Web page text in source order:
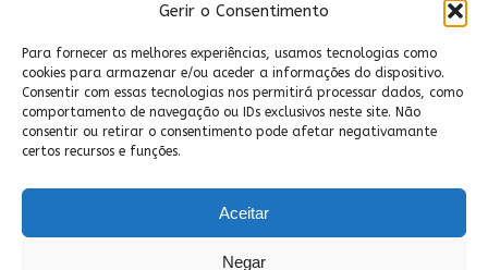
Gerir o Consentimento
Para fornecer as melhores experiências, usamos tecnologias como
cookies para armazenar e/ou aceder a informações do dispositivo.
Consentir com essas tecnologias nos permitirá processar dados, como
comportamento de navegação ou IDs exclusivos neste site. Não
consentir ou retirar o consentimento pode afetar negativamante
certos recursos e funções.
Aceitar
Negar